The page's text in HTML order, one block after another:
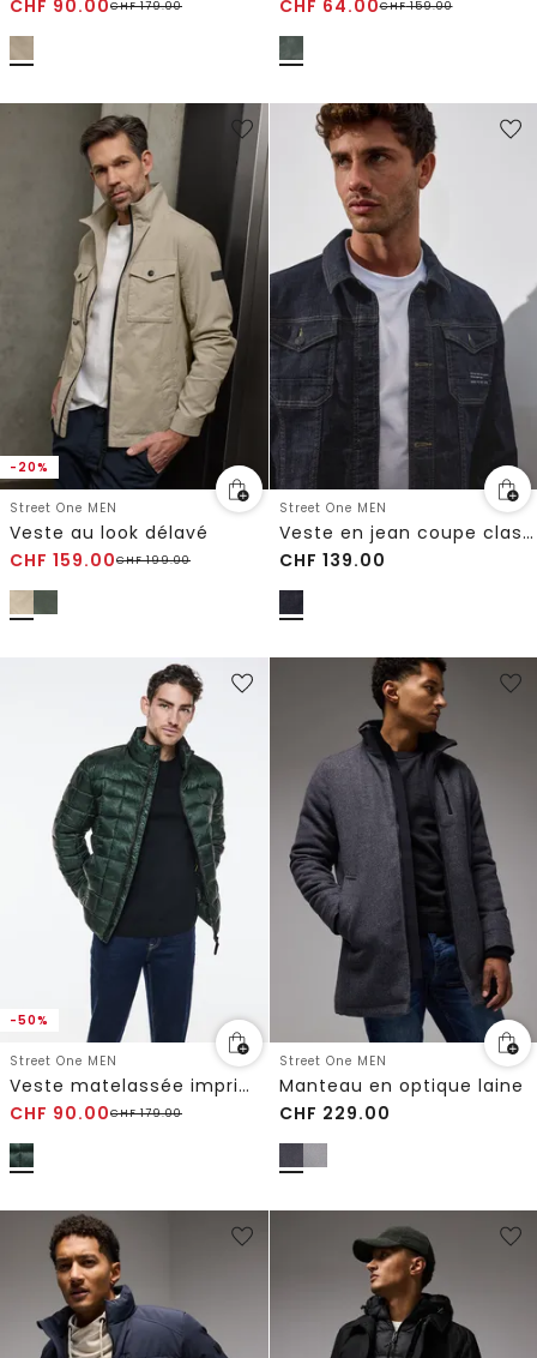
CHF 90.00CHF179.00 CHF 64.00CHF159.00
-20%
Street One MEN
Veste au look délavé
CHF 159.00CHF199.00
Street One MEN
Veste en jean coupe classique
CHF 139.00
-50%
Street One MEN
Veste matelassée imprimée
CHF 90.00CHF179.00
Street One MEN
Manteau en optique laine
CHF 229.00